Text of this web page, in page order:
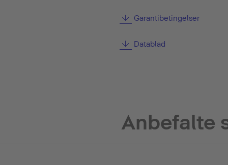
Garantibetingelser
Datablad
Anbefalte